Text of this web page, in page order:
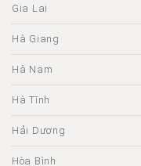
Gia Lai
Hà Giang
Hà Nam
Hà Tĩnh
Hải Dương
Hòa Bình